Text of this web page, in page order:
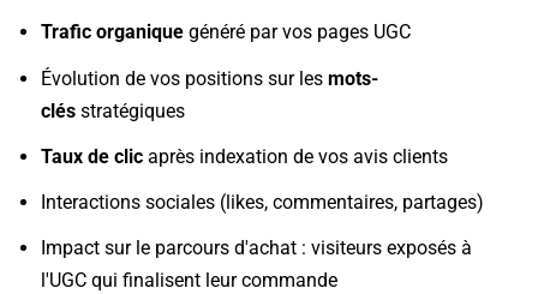
Trafic organique généré par vos pages UGC
Évolution de vos positions sur les mots-
clés stratégiques
Taux de clic après indexation de vos avis clients
Interactions sociales (likes, commentaires, partages)
Impact sur le parcours d'achat : visiteurs exposés à
l'UGC qui finalisent leur commande